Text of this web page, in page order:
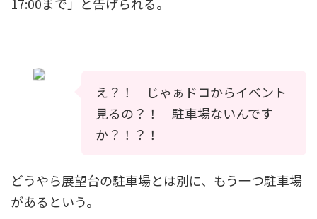
え？！ じゃぁドコからイベント
見るの？！ 駐車場ないんです
か？！？！
どうやら展望台の駐車場とは別に、もう一つ駐車場
があるという。